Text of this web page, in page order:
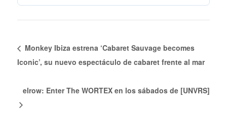
Monkey Ibiza estrena ‘Cabaret Sauvage becomes
Iconic’, su nuevo espectáculo de cabaret frente al mar
elrow: Enter The WORTEX en los sábados de [UNVRS]